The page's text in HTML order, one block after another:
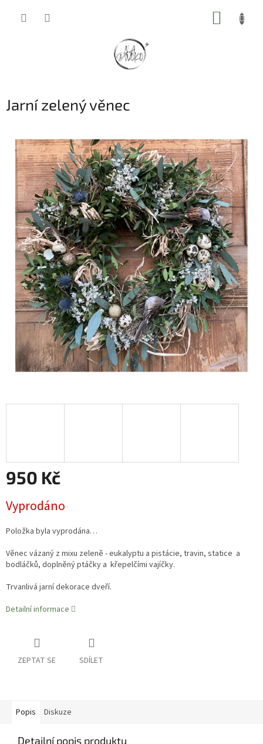
Jarní zelený věnec
950 Kč
cena:
Vyprodáno
Položka byla vyprodána…
Věnec vázaný z mixu zeleně - eukalyptu a pistácie, travin, statice a
bodláčků, doplněný ptáčky a křepelčími vajíčky.
Trvanlivá jarní dekorace dveří.
Detailní informace
ZEPTAT SE SDÍLET
Popis Diskuze
Detailní popis produktu